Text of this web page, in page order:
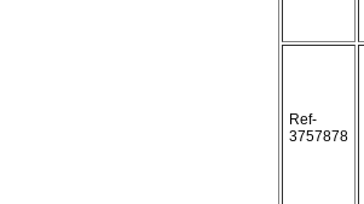
Ref-
3757878